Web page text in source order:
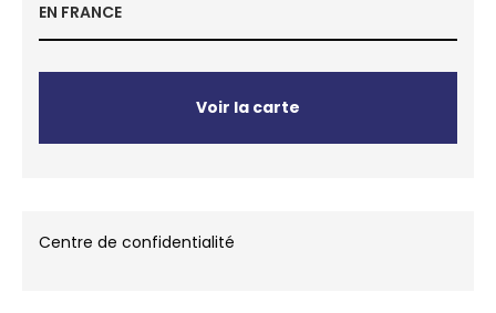
EN FRANCE
Voir la carte
Centre de confidentialité